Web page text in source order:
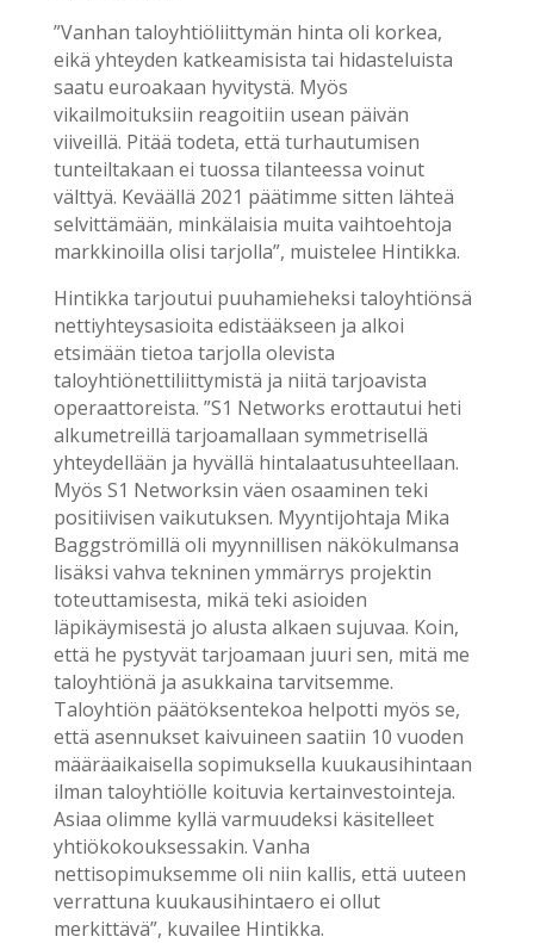
”Vanhan taloyhtiöliittymän hinta oli korkea,
eikä yhteyden katkeamisista tai hidasteluista
saatu euroakaan hyvitystä. Myös
vikailmoituksiin reagoitiin usean päivän
viiveillä. Pitää todeta, että turhautumisen
tunteiltakaan ei tuossa tilanteessa voinut
välttyä. Keväällä 2021 päätimme sitten lähteä
selvittämään, minkälaisia muita vaihtoehtoja
markkinoilla olisi tarjolla”, muistelee Hintikka.
Hintikka tarjoutui puuhamieheksi taloyhtiönsä
nettiyhteysasioita edistääkseen ja alkoi
etsimään tietoa tarjolla olevista
taloyhtiönettiliittymistä ja niitä tarjoavista
operaattoreista. ”S1 Networks erottautui heti
alkumetreillä tarjoamallaan symmetrisellä
yhteydellään ja hyvällä hintalaatusuhteellaan.
Myös S1 Networksin väen osaaminen teki
positiivisen vaikutuksen. Myyntijohtaja Mika
Baggströmillä oli myynnillisen näkökulmansa
lisäksi vahva tekninen ymmärrys projektin
toteuttamisesta, mikä teki asioiden
läpikäymisestä jo alusta alkaen sujuvaa. Koin,
että he pystyvät tarjoamaan juuri sen, mitä me
taloyhtiönä ja asukkaina tarvitsemme.
Taloyhtiön päätöksentekoa helpotti myös se,
että asennukset kaivuineen saatiin 10 vuoden
määräaikaisella sopimuksella kuukausihintaan
ilman taloyhtiölle koituvia kertainvestointeja.
Asiaa olimme kyllä varmuudeksi käsitelleet
yhtiökokouksessakin. Vanha
nettisopimuksemme oli niin kallis, että uuteen
verrattuna kuukausihintaero ei ollut
merkittävä”, kuvailee Hintikka.